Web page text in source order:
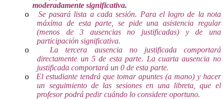
moderadamente significativa.
o
Se pasará lista a cada sesión. Para el logro de la nota
máxima de esta parte, se pide una asistencia regular
(menos de 3 ausencias no justificadas) y de una
participación significativa.
o
La tercera ausencia no justificada comportará
directamente un 5 de esta parte. La cuarta ausencia no
justificada comportará un 0 de esta parte.
o
El estudiante tendrá que tomar apuntes (a mano) y hacer
un seguimiento de las sesiones en una libreta, que el
profesor podrá pedir cuándo lo considere oportuno.